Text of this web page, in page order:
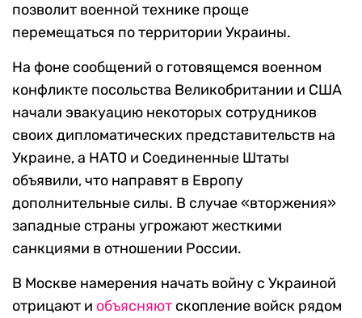
позволит военной технике проще
перемещаться по территории Украины.
На фоне сообщений о готовящемся военном
конфликте посольства Великобритании и США
начали эвакуацию некоторых сотрудников
своих дипломатических представительств на
Украине, а НАТО и Соединенные Штаты
объявили, что направят в Европу
дополнительные силы. В случае «вторжения»
западные страны угрожают жесткими
санкциями в отношении России.
В Москве намерения начать войну с Украиной
отрицают и объясняют скопление войск рядом